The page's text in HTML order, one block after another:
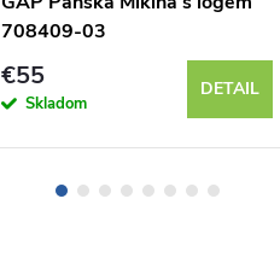
708409-03
€55
Skladom
DETAIL